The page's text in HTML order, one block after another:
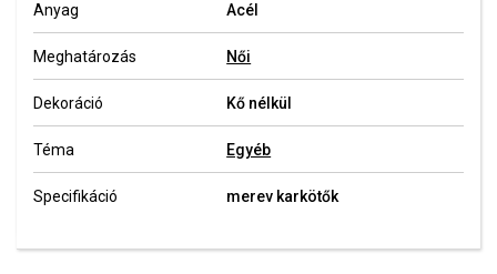
Anyag Acél
Meghatározás Női
Dekoráció Kő nélkül
Téma Egyéb
Specifikáció merev karkötők